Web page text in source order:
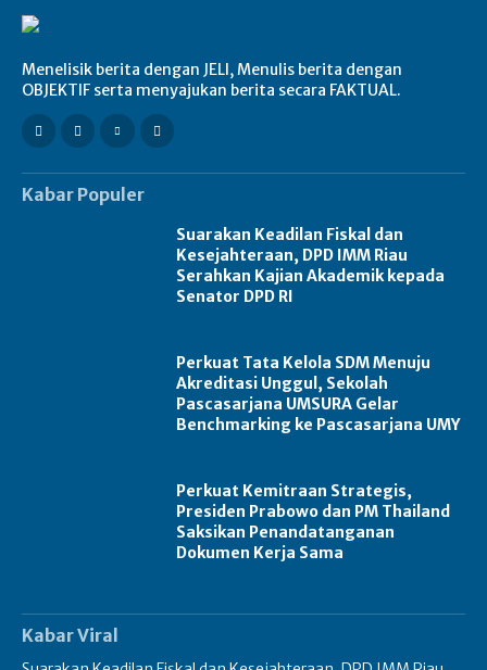
Menelisik berita dengan JELI, Menulis berita dengan
OBJEKTIF serta menyajukan berita secara FAKTUAL.
Kabar Populer
Suarakan Keadilan Fiskal dan
Kesejahteraan, DPD IMM Riau
Serahkan Kajian Akademik kepada
Senator DPD RI
Perkuat Tata Kelola SDM Menuju
Akreditasi Unggul, Sekolah
Pascasarjana UMSURA Gelar
Benchmarking ke Pascasarjana UMY
Perkuat Kemitraan Strategis,
Presiden Prabowo dan PM Thailand
Saksikan Penandatanganan
Dokumen Kerja Sama
Kabar Viral